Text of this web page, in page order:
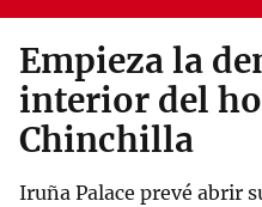
Empieza la
interior del
Chinchilla
Iruña Palace prevé abrir